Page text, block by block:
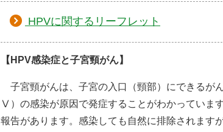
HPVに関するリーフレット
【HPV感染症と子宮頸がん】
子宮頸がんは、子宮の入口（頸部）にできるが
Ⅴ）の感染が原因で発症することがわかっていま
報告があります。感染しても自然に排除されます